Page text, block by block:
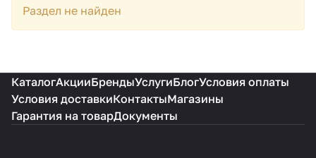
Раздел не найден
КаталогАкцииБрендыУслугиБлогУсловия оплаты
Условия доставкиКонтактыМагазины
Гарантия на товарДокументы